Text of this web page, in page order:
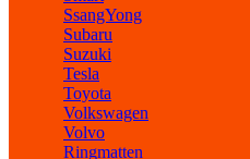
SsangYong
Subaru
Suzuki
Tesla
Toyota
Volkswagen
Volvo
Ringmatten